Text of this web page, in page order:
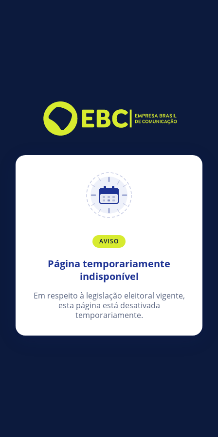
AVISO
Página temporariamente
indisponível
Em respeito à legislação eleitoral vigente,
esta página está desativada
temporariamente.